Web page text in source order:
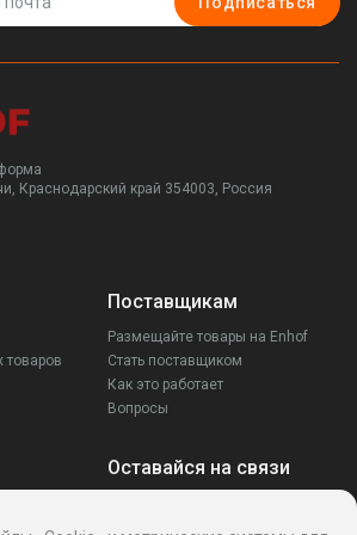
Краснодарский край 354003, Россия
товаров
Поставщикам
Размещайте товары на Enhof
Стать поставщиком
Как это работает
Вопросы
Оставайся на связи